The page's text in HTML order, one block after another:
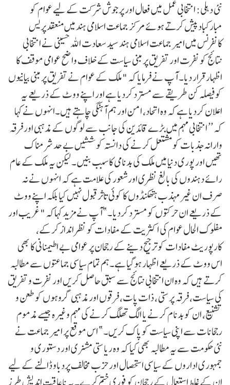
نئی دہلی: انتخابی عمل میں فعال اور پرجوش شرکت کے لیے عوام کو
مبارکباد پیش کرتے ہوئے مرکز جماعت اسلامی ہند میں منعقد پریس
کانفرنس میں امیر جماعت اسلامی ہند سید سعادت اللہ حسینی نے انتخابی
نتائج کو نفرت اور تفریق پر مبنی سیاست کے خلاف واضح عوامی موقف کا
اظہار قرار دیا۔ آپ نے فرمایا کہ "ملک کے عوام نے تفریق پر مبنی بیانیوں
کوفیصلہ کن طریقے سے مسترد کردیا ہے اور اپنے ووٹ کے ذریعے یہ
اعلان کردیا ہے کہ وہ اتحاد، امن اور ہم آہنگی چاہتے ہیں۔انہوں نے کہا
کہ ’’ انتخابی مہم میں بڑے قائدین کی جانب سے لوگوں کے مذہبی اور فرقہ
وارانہ جذبات کو مشتعل کرنے کی دانستہ کوششیں بے حد شرمناک
تھیں اور پوری دنیا میں ملک کی بدنامی کا سبب بنیں۔ لیکن یہ ملک کے عام
رائے دہندوں کی بالغ نظری اورشعور کی علامت ہے کہ انہوں نے نہ
صرف ان غیر مہذب ہتھکنڈوں کا کوئی تاثر قبول نہیں کیا بلکہ اپنے ووٹ
کے ذریعے ان حرکتوں کو مسترد کردیا۔”آپ نے مزید کہاکہ "غریب اور
مفلوک الحال عوام کی اکثریت کے مفادات کو نظر انداز کرکے،
کارپوریٹ مفادات کو ترجیح دینے کے رجحان پر عوامی بے اطیمنانی کا بھی
اس ووٹ کے ذریعے اظہار ہوگیا ہے۔ہم تمام سیاسی جماعتوں سے مطالبہ
کرتے ہیں کہ وہ ان انتخابی نتائج سے سبق حاصل کریں اور نفرت و تفریق
کی سیاست، فرقہ پرستی ، ذات پات، فرقوں اور مذہبی گروہوں کو طعن و
تشنیع، ان کو بدنام کرنے یا الگ تھلگ کرنے کی مہم وغیرہ جیسے مذموم
رجحانات سے اپنی سیاست کو پاک کریں۔” اس موقع پر امیر جماعت نے
نئی حکومت سے یہ مطالبہ بھی کیا کہ وہ ریاستی مشنری اور دستوری و
جمہوری اداروں کے سیاسی استحصال اور حزب مخالف پردباو ڈالنے کے لیے